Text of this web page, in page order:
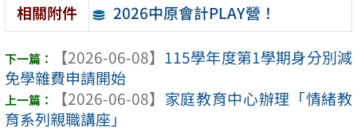
相關附件
2026中原會計PLAY營！
【2026-06-08】 115學年度第1學期身分別減
免學雜費申請開始
【2026-06-08】 家庭教育中心辦理「情緒教
育系列親職講座」